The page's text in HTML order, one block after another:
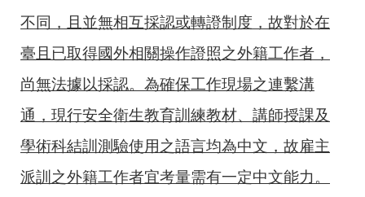
不同，且並無相互採認或轉證制度，故對於在
臺且已取得國外相關操作證照之外籍工作者，
尚無法據以採認。 為確保工作現場之連繫溝
通，現行安全衛生教育訓練教材、講師授課及
學術科結訓測驗使用之語言均為中文，故雇主
派訓之外籍工作者宜考量需有一定中文能力。